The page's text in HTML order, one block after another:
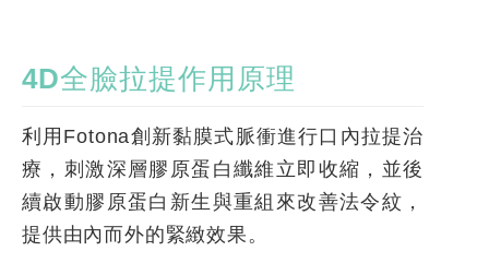
4D全臉拉提作用原理
利用Fotona創新黏膜式脈衝進行口內拉提治
療，刺激深層膠原蛋白纖維立即收縮，並後
續啟動膠原蛋白新生與重組來改善法令紋，
提供由內而外的緊緻效果。